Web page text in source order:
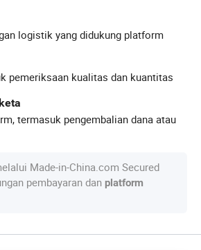
logistik yang didukung platform
pemeriksaan kualitas dan kuantitas
termasuk pengembalian dana atau
Made-in-China.com Secured
pembayaran dan platform